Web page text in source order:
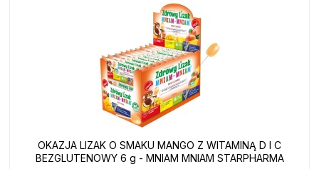
OKAZJA LIZAK O SMAKU MANGO Z WITAMINĄ D I C
BEZGLUTENOWY 6 g - MNIAM MNIAM STARPHARMA